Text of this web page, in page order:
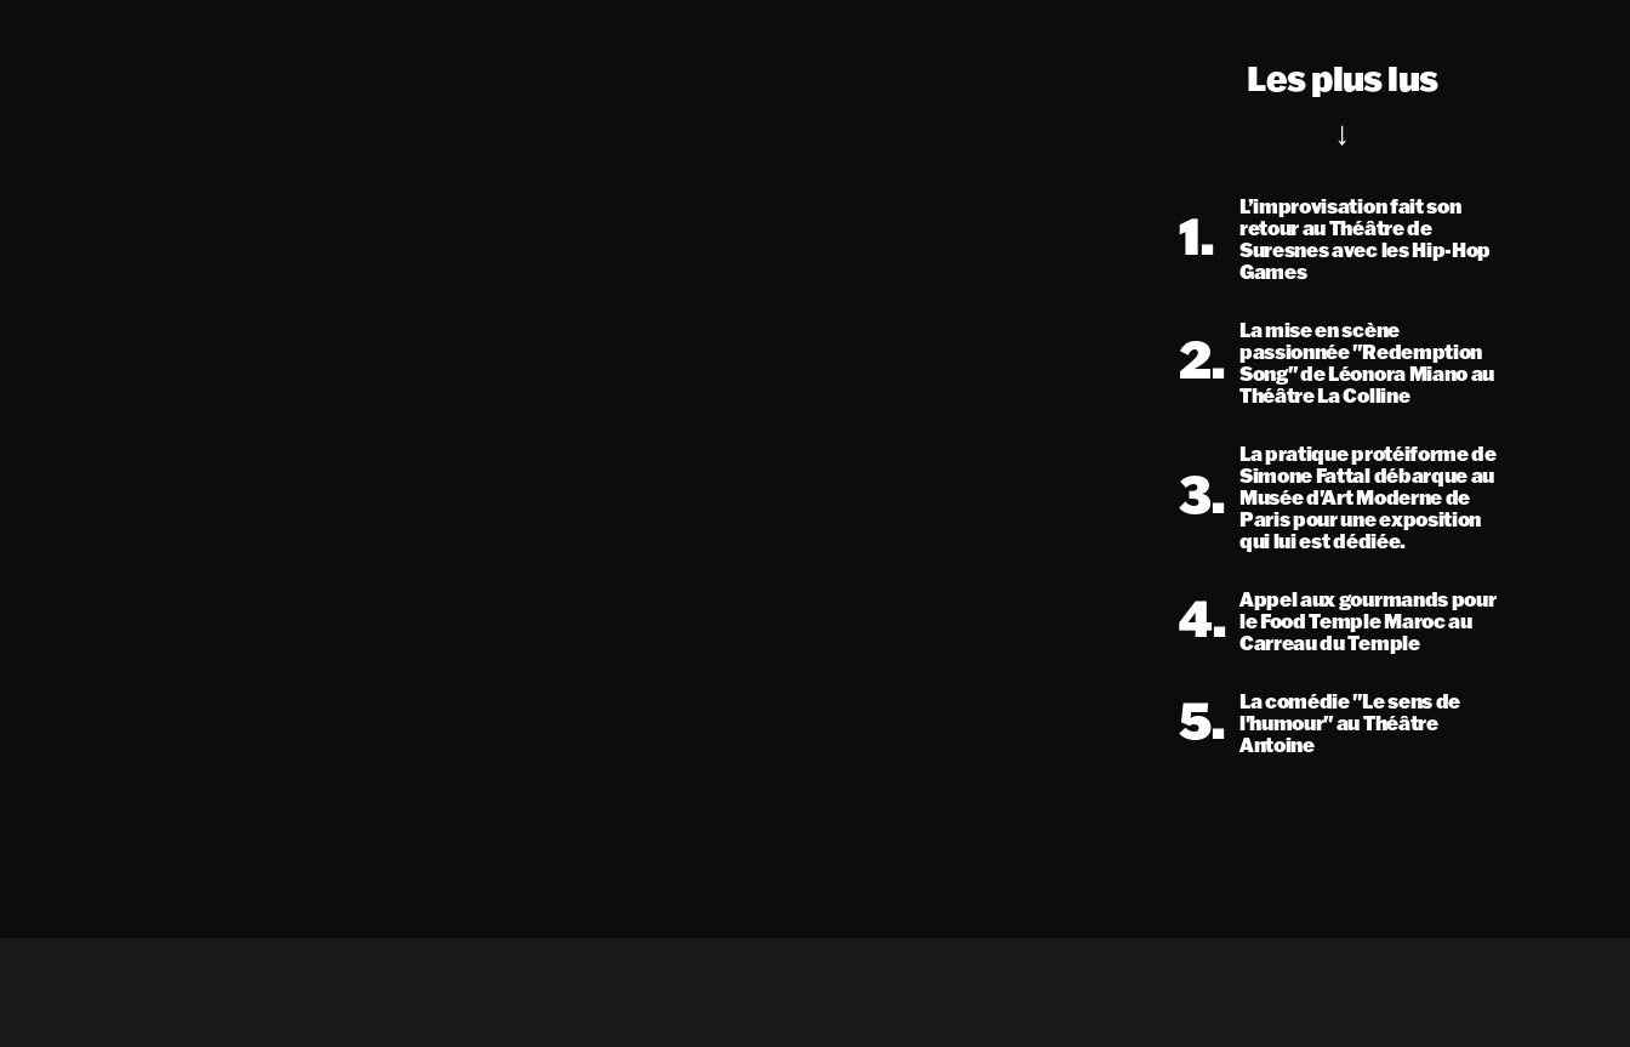
Les plus lus
1.
L’improvisation fait son
retour au Théâtre de
Suresnes avec les Hip-Hop
Games
2. La mise en scène
passionnée "Redemption
Song" de Léonora Miano au
Théâtre La Colline
3.
La pratique protéiforme de
Simone Fattal débarque au
Musée d'Art Moderne de
Paris pour une exposition
qui lui est dédiée.
4. Appel aux gourmands pour
le Food Temple Maroc au
Carreau du Temple
5. La comédie "Le sens de
l'humour" au Théâtre
Antoine